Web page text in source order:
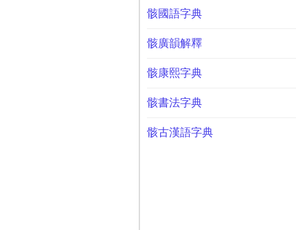
骸國語字典
骸廣韻解釋
骸康熙字典
骸書法字典
骸古漢語字典